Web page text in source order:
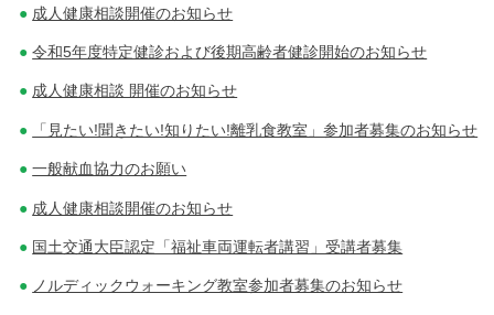
成人健康相談開催のお知らせ
令和5年度特定健診および後期高齢者健診開始のお知らせ
成人健康相談 開催のお知らせ
「見たい!聞きたい!知りたい!離乳食教室」参加者募集のお知らせ
一般献血協力のお願い
成人健康相談開催のお知らせ
国土交通大臣認定「福祉車両運転者講習」受講者募集
ノルディックウォーキング教室参加者募集のお知らせ